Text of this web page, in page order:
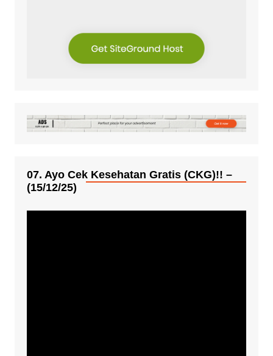
07. Ayo Cek Kesehatan Gratis (CKG)!! –
(15/12/25)